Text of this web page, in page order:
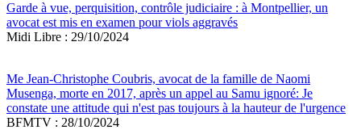
Garde à vue, perquisition, contrôle judiciaire : à Montpellier, un
avocat est mis en examen pour viols aggravés
Midi Libre : 29/10/2024
Me Jean-Christophe Coubris, avocat de la famille de Naomi
Musenga, morte en 2017, après un appel au Samu ignoré: Je
constate une attitude qui n'est pas toujours à la hauteur de l'urgence
BFMTV : 28/10/2024